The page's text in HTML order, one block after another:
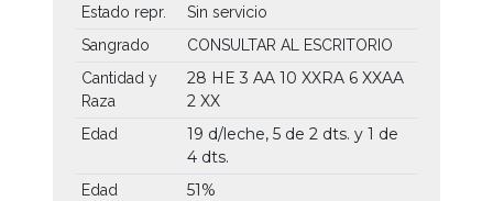
Estado repr.
Sin servicio
Sangrado
CONSULTAR AL ESCRITORIO
Cantidad y
Raza
28 HE 3 AA 10 XXRA 6 XXAA
2 XX
Edad
19 d/leche, 5 de 2 dts. y 1 de
4 dts.
Edad 51%